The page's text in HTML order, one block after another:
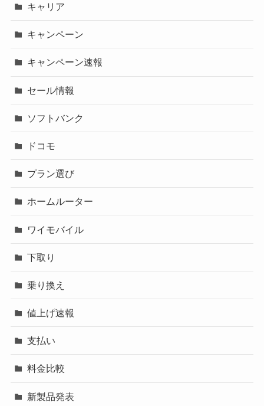
キャリア
キャンペーン
キャンペーン速報
セール情報
ソフトバンク
ドコモ
プラン選び
ホームルーター
ワイモバイル
下取り
乗り換え
値上げ速報
支払い
料金比較
新製品発表